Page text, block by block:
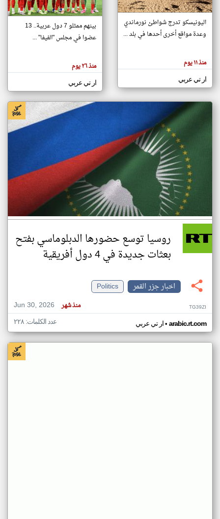
تغيير الدولة
اخبار جزر القمر على مدار الساعة
أهم اخبار جزر القمر العاجلة والمباشرة
هنا عن
وجهة
كاتبيها.
اليونيسكو تدرج شواطئ نورماندي
وعدة مواقع أخرى أحدها في بلد ...
منذ ١١ يوم
ار تي عربي
بينهم ممثلو 7 دول عربية.. 13
عضوا في مجلس "الفيفا" ...
منذ ٢٦ يوم
ار تي عربي
روسيا توسع حضورها الدبلوماسي بفتح
بعثات جديدة في 4 دول أفريقية
اخبار جزر القمر
Politics
Jun 30, 2026
منذ شهر TG39ZI
ار تي عربي• arabic.rt.com عدد الكلمات: ٢٢٨
klyoum.com